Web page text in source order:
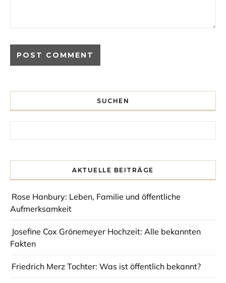
SUCHEN
AKTUELLE BEITRÄGE
Rose Hanbury: Leben, Familie und öffentliche
Aufmerksamkeit
Josefine Cox Grönemeyer Hochzeit: Alle bekannten
Fakten
Friedrich Merz Tochter: Was ist öffentlich bekannt?